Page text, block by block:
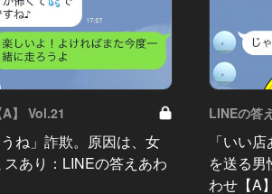
】 Vol.21
ね」詐欺。原因は、女
あり：LINEの答えあわ
LINEの答
「いい
を送る
わせ【A